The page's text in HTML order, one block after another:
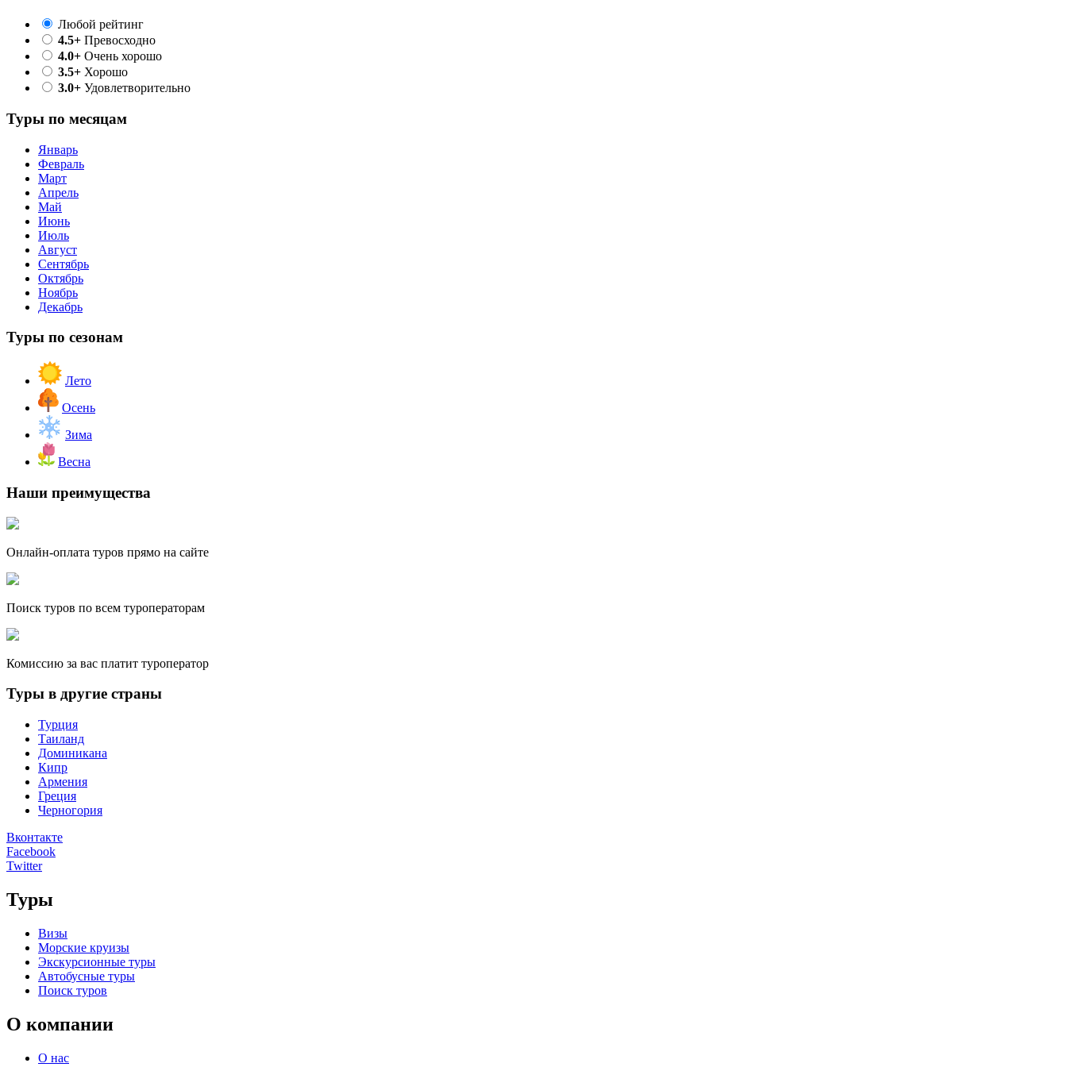
Любой рейтинг
4.5+ Превосходно
4.0+ Очень хорошо
3.5+ Хорошо
3.0+ Удовлетворительно
Туры по месяцам
Январь
Февраль
Март
Апрель
Май
Июнь
Июль
Август
Сентябрь
Октябрь
Ноябрь
Декабрь
Туры по сезонам
Лето
Осень
Зима
Весна
Наши преимущества
Онлайн-оплата туров прямо на сайте
Поиск туров по всем туроператорам
Комиссию за вас платит туроператор
Туры в другие страны
Турция
Таиланд
Доминикана
Кипр
Армения
Греция
Черногория
Вконтакте
Facebook
Twitter
Туры
Визы
Морские круизы
Экскурсионные туры
Автобусные туры
Поиск туров
О компании
О нас